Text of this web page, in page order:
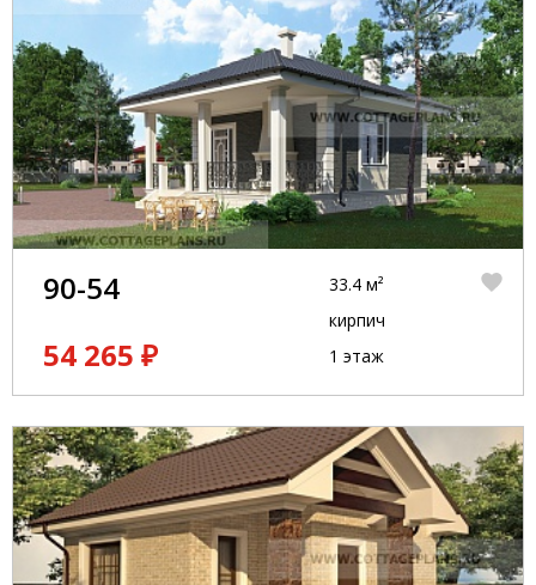
90-54
54 265 ₽
33.4 м²
кирпич
1 этаж